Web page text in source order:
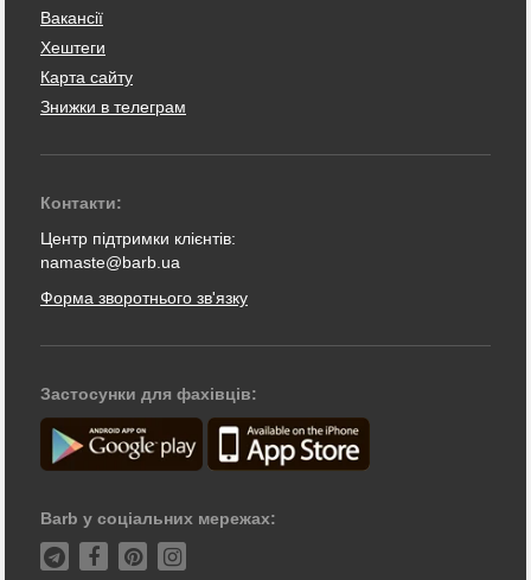
Вакансії
Хештеги
Карта сайту
Знижки в телеграм
Контакти:
Центр підтримки клієнтів:
namaste@barb.ua
Форма зворотнього зв'язку
Застосунки для фахівців:
Barb у соціальних мережах: